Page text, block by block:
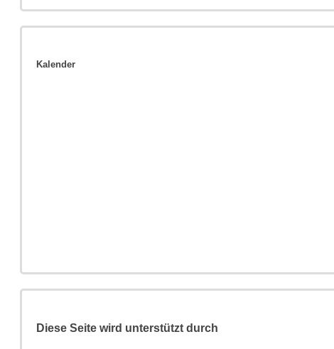
Kalender
Diese Seite wird unterstützt durch